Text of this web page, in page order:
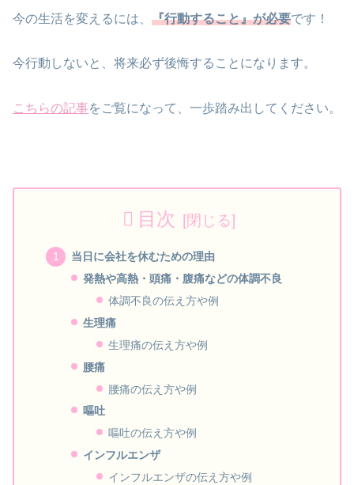
今の生活を変えるには、 『行動すること』が必要です！
今行動しないと、将来必ず後悔することになります。
こちらの記事をご覧になって、一歩踏み出してください。
目次
当日に会社を休むための理由
発熱や高熱・頭痛・腹痛などの体調不良
体調不良の伝え方や例
生理痛
生理痛の伝え方や例
腰痛
腰痛の伝え方や例
嘔吐
嘔吐の伝え方や例
インフルエンザ
インフルエンザの伝え方や例